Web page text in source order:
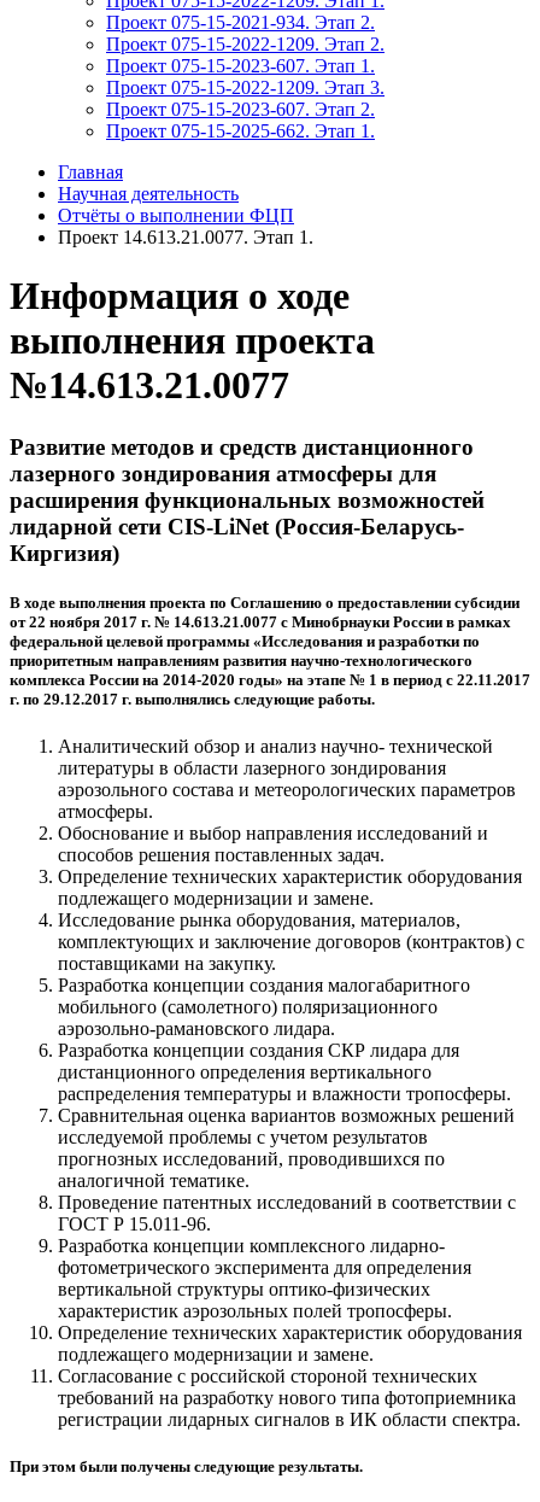
Проект 075-15-2021-934. Этап 2.
Проект 075-15-2022-1209. Этап 2.
Проект 075-15-2023-607. Этап 1.
Проект 075-15-2022-1209. Этап 3.
Проект 075-15-2023-607. Этап 2.
Проект 075-15-2025-662. Этап 1.
Главная
Научная деятельность
Отчёты о выполнении ФЦП
Проект 14.613.21.0077. Этап 1.
Информация о ходе
выполнения проекта
№14.613.21.0077
Развитие методов и средств дистанционного
лазерного зондирования атмосферы для
расширения функциональных возможностей
лидарной сети CIS-LiNet (Россия-Беларусь-
Киргизия)
В ходе выполнения проекта по Соглашению о предоставлении субсидии
от 22 ноября 2017 г. № 14.613.21.0077 с Минобрнауки России в рамках
федеральной целевой программы «Исследования и разработки по
приоритетным направлениям развития научно-технологического
комплекса России на 2014-2020 годы» на этапе № 1 в период с 22.11.2017
г. по 29.12.2017 г. выполнялись следующие работы.
Аналитический обзор и анализ научно- технической
литературы в области лазерного зондирования
аэрозольного состава и метеорологических параметров
атмосферы.
Обоснование и выбор направления исследований и
способов решения поставленных задач.
Определение технических характеристик оборудования
подлежащего модернизации и замене.
Исследование рынка оборудования, материалов,
комплектующих и заключение договоров (контрактов) с
поставщиками на закупку.
Разработка концепции создания малогабаритного
мобильного (самолетного) поляризационного
аэрозольно-рамановского лидара.
Разработка концепции создания СКР лидара для
дистанционного определения вертикального
распределения температуры и влажности тропосферы.
Сравнительная оценка вариантов возможных решений
исследуемой проблемы с учетом результатов
прогнозных исследований, проводившихся по
аналогичной тематике.
Проведение патентных исследований в соответствии с
ГОСТ Р 15.011-96.
Разработка концепции комплексного лидарно-
фотометрического эксперимента для определения
вертикальной структуры оптико-физических
характеристик аэрозольных полей тропосферы.
Определение технических характеристик оборудования
подлежащего модернизации и замене.
Согласование с российской стороной технических
требований на разработку нового типа фотоприемника
регистрации лидарных сигналов в ИК области спектра.
При этом были получены следующие результаты.